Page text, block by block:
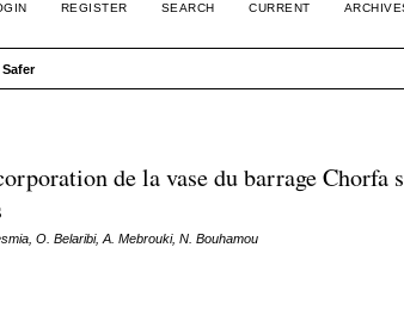
REGISTER SEARCH CURRENT
Safer
de la vase du barrage Chorfa
O. Belaribi, A. Mebrouki, N. Bouhamou